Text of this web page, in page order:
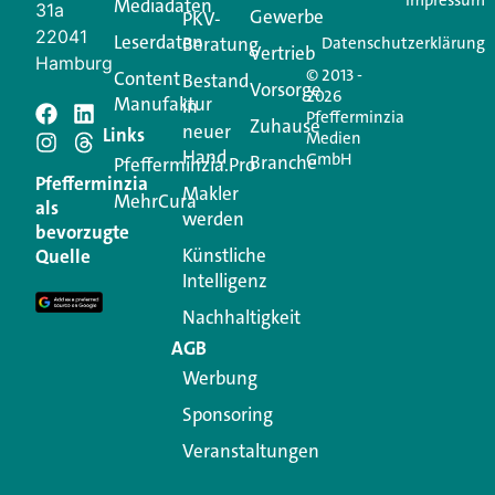
Schreiben Sie einen
Kommentar
Ihre E-Mail-Adresse wird nicht veröffentlicht.
Erforderliche Felder sind mit
Kommentar
31a
22041
Hamburg
Pfefferminzia
als
bevorzugte
Quelle
Mediadaten
Leserdaten
Content
Manufaktur
Links
Pfefferminzia.Pro
MehrCura
PKV-
Beratung
Bestand
in
neuer
Hand
Makler
werden
Künstliche
Intelligenz
Nachhaltigkeit
AGB
Werbung
Sponsoring
Veranstaltungen
Gewerbe
Vertrieb
Vorsorge
Zuhause
Branche
© 2013 -
2026
Pfefferminzia
Medien
GmbH
Datenschutzerklärung